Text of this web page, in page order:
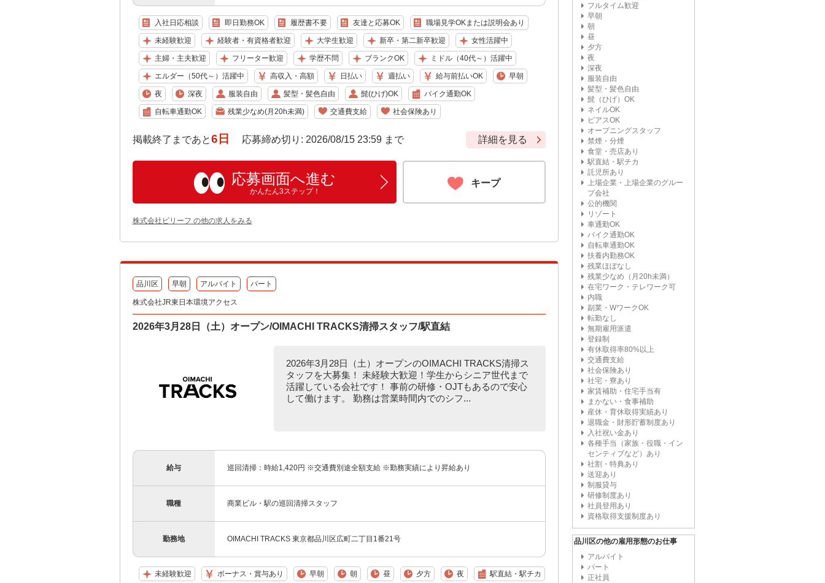
入社日応相談 即日勤務OK 履歴書不要 友達と応募OK 職場見学OKまたは説明会あり
未経験歓迎 経験者・有資格者歓迎 大学生歓迎 新卒・第二新卒歓迎 女性活躍中
主婦・主夫歓迎 フリーター歓迎 学歴不問 ブランクOK ミドル（40代～）活躍中
エルダー（50代～）活躍中 高収入・高額 日払い 週払い 給与前払いOK 早朝
夜 深夜 服装自由 髪型・髪色自由 髭(ひげ)OK バイク通勤OK
自転車通勤OK 残業少なめ(月20h未満) 交通費支給 社会保険あり
掲載終了まであと6日 応募締め切り: 2026/08/15 23:59 まで 詳細を見る
応募画面へ進む
かんたん3ステップ！
キープ
株式会社ビリーフ の他の求人をみる
品川区 早朝 アルバイト パート
株式会社JR東日本環境アクセス
2026年3月28日（土）オープン/OIMACHI TRACKS清掃スタッフ/駅直結
2026年3月28日（土）オープンのOIMACHI TRACKS清掃ス
タッフを大募集！ 未経験大歓迎！学生からシニア世代まで
活躍している会社です！ 事前の研修・OJTもあるので安心
して働けます。 勤務は営業時間内でのシフ...
給与 巡回清掃：時給1,420円 ※交通費別途全額支給 ※勤務実績により昇給あり
職種 商業ビル・駅の巡回清掃スタッフ
勤務地 OIMACHI TRACKS 東京都品川区広町二丁目1番21号
未経験歓迎 ボーナス・賞与あり 早朝 朝 昼 夕方 夜 駅直結・駅チカ
フルタイム歓迎
早朝
朝
昼
夕方
夜
深夜
服装自由
髪型・髪色自由
髭（ひげ）OK
ネイルOK
ピアスOK
オープニングスタッフ
禁煙・分煙
食堂・売店あり
駅直結・駅チカ
託児所あり
上場企業・上場企業のグルー
プ会社
公的機関
リゾート
車通勤OK
バイク通勤OK
自転車通勤OK
扶養内勤務OK
残業ほぼなし
残業少なめ（月20h未満）
在宅ワーク・テレワーク可
内職
副業・WワークOK
転勤なし
無期雇用派遣
登録制
有休取得率80%以上
交通費支給
社会保険あり
社宅・寮あり
家賃補助・住宅手当有
まかない・食事補助
産休・育休取得実績あり
退職金・財形貯蓄制度あり
入社祝い金あり
各種手当（家族・役職・イン
センティブなど）あり
社割・特典あり
送迎あり
制服貸与
研修制度あり
社員登用あり
資格取得支援制度あり
品川区の他の雇用形態のお仕事
アルバイト
パート
正社員